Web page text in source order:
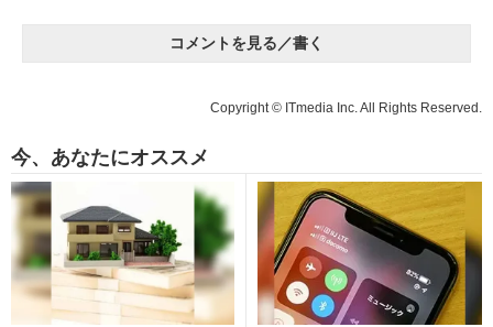
コメントを見る／書く
Copyright © ITmedia Inc. All Rights Reserved.
今、あなたにオススメ